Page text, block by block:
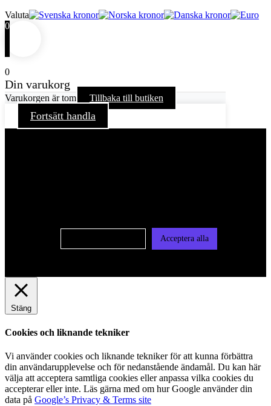
Valuta
0
0
Din varukorg
Varukorgen är tom Tillbaka till butiken
Fortsätt handla
Acceptera alla
Stäng
Cookies och liknande tekniker
Vi använder cookies och liknande tekniker för att kunna förbättra
din användarupplevelse och för nedanstående ändamål. Du kan här
välja att acceptera samtliga cookies eller anpassa vilka cookies du
accepterar eller inte. Läs gärna med om hur Google använder din
data på Google’s Privacy & Terms site